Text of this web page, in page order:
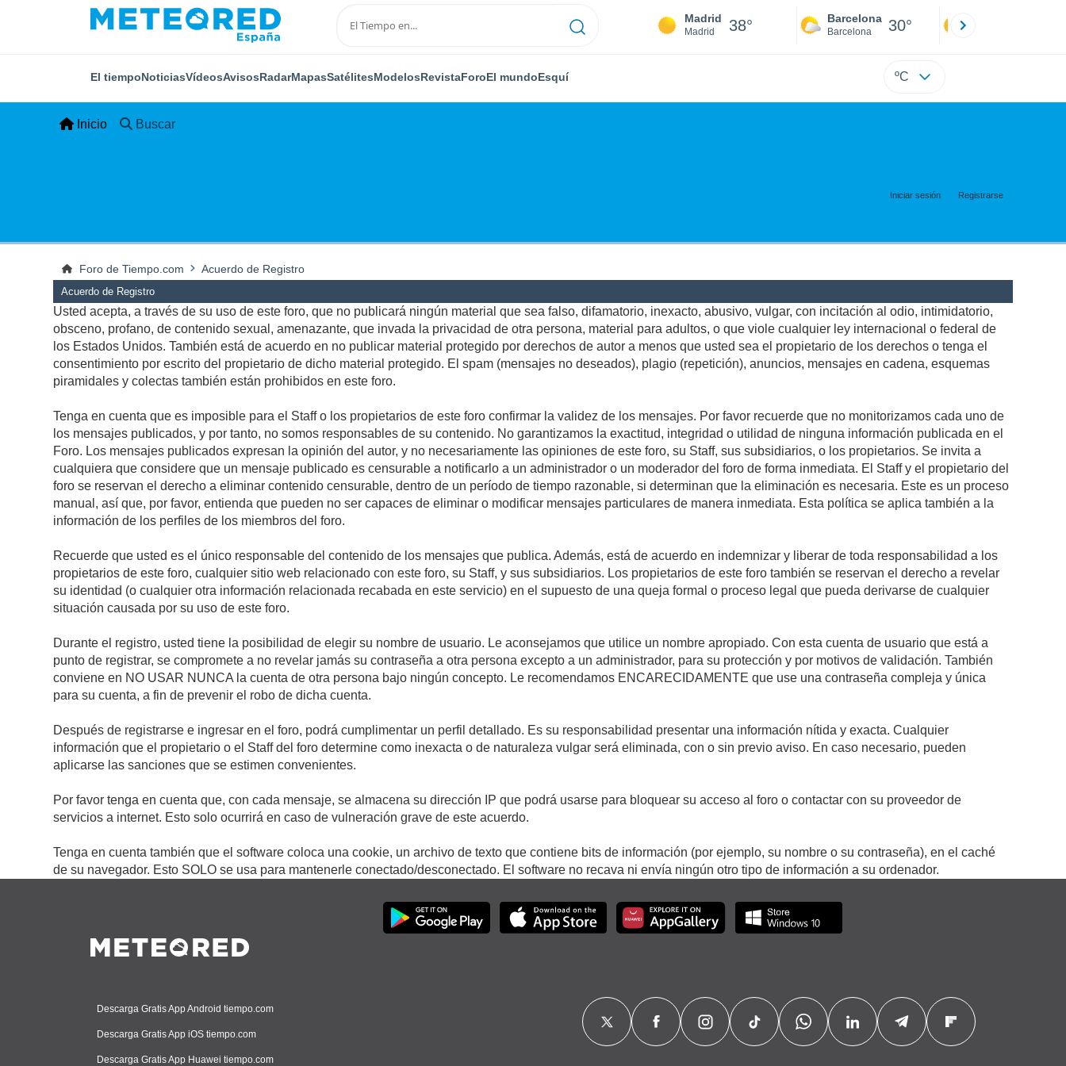
Madrid
Madrid 38° Barcelona
Barcelona 30°
El tiempoNoticiasVídeosAvisosRadarMapasSatélitesModelosRevistaForoEl mundoEsquí ºC
Inicio Buscar
Iniciar sesión Registrarse
Foro de Tiempo.com Acuerdo de Registro
Acuerdo de Registro
Usted acepta, a través de su uso de este foro, que no publicará ningún material que sea falso, difamatorio, inexacto, abusivo, vulgar, con incitación al odio, intimidatorio,
obsceno, profano, de contenido sexual, amenazante, que invada la privacidad de otra persona, material para adultos, o que viole cualquier ley internacional o federal de
los Estados Unidos. También está de acuerdo en no publicar material protegido por derechos de autor a menos que usted sea el propietario de los derechos o tenga el
consentimiento por escrito del propietario de dicho material protegido. El spam (mensajes no deseados), plagio (repetición), anuncios, mensajes en cadena, esquemas
piramidales y colectas también están prohibidos en este foro.
Tenga en cuenta que es imposible para el Staff o los propietarios de este foro confirmar la validez de los mensajes. Por favor recuerde que no monitorizamos cada uno de
los mensajes publicados, y por tanto, no somos responsables de su contenido. No garantizamos la exactitud, integridad o utilidad de ninguna información publicada en el
Foro. Los mensajes publicados expresan la opinión del autor, y no necesariamente las opiniones de este foro, su Staff, sus subsidiarios, o los propietarios. Se invita a
cualquiera que considere que un mensaje publicado es censurable a notificarlo a un administrador o un moderador del foro de forma inmediata. El Staff y el propietario del
foro se reservan el derecho a eliminar contenido censurable, dentro de un período de tiempo razonable, si determinan que la eliminación es necesaria. Este es un proceso
manual, así que, por favor, entienda que pueden no ser capaces de eliminar o modificar mensajes particulares de manera inmediata. Esta política se aplica también a la
información de los perfiles de los miembros del foro.
Recuerde que usted es el único responsable del contenido de los mensajes que publica. Además, está de acuerdo en indemnizar y liberar de toda responsabilidad a los
propietarios de este foro, cualquier sitio web relacionado con este foro, su Staff, y sus subsidiarios. Los propietarios de este foro también se reservan el derecho a revelar
su identidad (o cualquier otra información relacionada recabada en este servicio) en el supuesto de una queja formal o proceso legal que pueda derivarse de cualquier
situación causada por su uso de este foro.
Durante el registro, usted tiene la posibilidad de elegir su nombre de usuario. Le aconsejamos que utilice un nombre apropiado. Con esta cuenta de usuario que está a
punto de registrar, se compromete a no revelar jamás su contraseña a otra persona excepto a un administrador, para su protección y por motivos de validación. También
conviene en NO USAR NUNCA la cuenta de otra persona bajo ningún concepto. Le recomendamos ENCARECIDAMENTE que use una contraseña compleja y única
para su cuenta, a fin de prevenir el robo de dicha cuenta.
Después de registrarse e ingresar en el foro, podrá cumplimentar un perfil detallado. Es su responsabilidad presentar una información nítida y exacta. Cualquier
información que el propietario o el Staff del foro determine como inexacta o de naturaleza vulgar será eliminada, con o sin previo aviso. En caso necesario, pueden
aplicarse las sanciones que se estimen convenientes.
Por favor tenga en cuenta que, con cada mensaje, se almacena su dirección IP que podrá usarse para bloquear su acceso al foro o contactar con su proveedor de
servicios a internet. Esto solo ocurrirá en caso de vulneración grave de este acuerdo.
Tenga en cuenta también que el software coloca una cookie, un archivo de texto que contiene bits de información (por ejemplo, su nombre o su contraseña), en el caché
de su navegador. Esto SOLO se usa para mantenerle conectado/desconectado. El software no recava ni envía ningún otro tipo de información a su ordenador.
Descarga Gratis App Android tiempo.com
Descarga Gratis App iOS tiempo.com
Descarga Gratis App Huawei tiempo.com